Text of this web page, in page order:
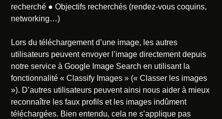
recherché ● Objectifs recherchés (rendez-vous coquins,
networking…)
Lors du téléchargement d’une image, les autres
utilisateurs peuvent envoyer l’image directement depuis
notre service à Google Image Search en utilisant la
fonctionnalité « Classify Images » (« Classer les images
»). D’autres utilisateurs peuvent ainsi nous aider à mieux
reconnaître les faux profils et les images indûment
téléchargées. Bien entendu, cela ne s’applique pas